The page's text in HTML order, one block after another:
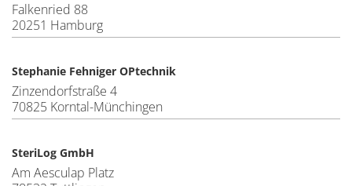
Falkenried 88
20251 Hamburg
Stephanie Fehniger OPtechnik
Zinzendorfstraße 4
70825 Korntal-Münchingen
SteriLog GmbH
Am Aesculap Platz